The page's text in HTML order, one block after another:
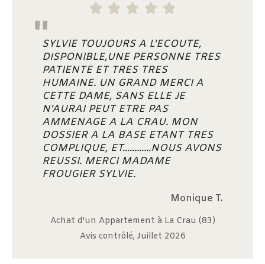
    
"SYLVIE TOUJOURS A L'ECOUTE,
DISPONIBLE,UNE PERSONNE TRES
PATIENTE ET TRES TRES
HUMAINE. UN GRAND MERCI A
CETTE DAME, SANS ELLE JE
N'AURAI PEUT ETRE PAS
AMMENAGE A LA CRAU. MON
DOSSIER A LA BASE ETANT TRES
COMPLIQUE, ET............NOUS AVONS
REUSSI. MERCI MADAME
FROUGIER SYLVIE.
Monique T.
Achat d'un Appartement à La Crau (83)
Avis contrôlé, Juillet 2026